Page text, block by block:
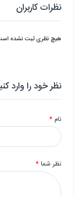
نظرات کاربران
هیچ نظری ثبت نشده
نظر خود را وارد
نام*
نظر شما*